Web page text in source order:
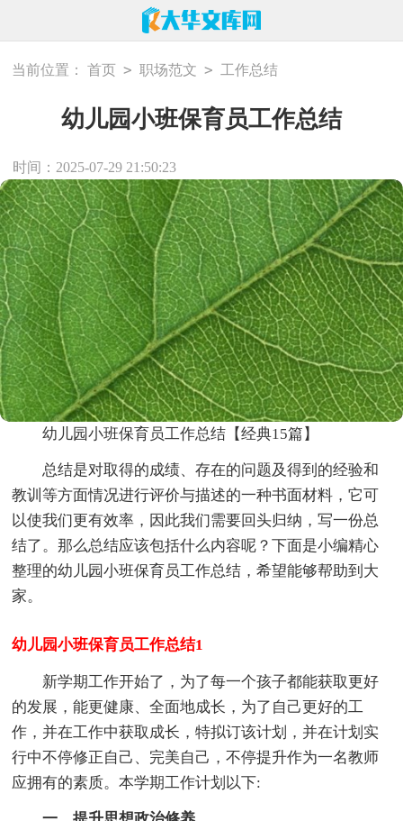
当前位置： 首页 > 职场范文 > 工作总结
幼儿园小班保育员工作总结
时间：2025-07-29 21:50:23
幼儿园小班保育员工作总结【经典15篇】
总结是对取得的成绩、存在的问题及得到的经验和
教训等方面情况进行评价与描述的一种书面材料，它可
以使我们更有效率，因此我们需要回头归纳，写一份总
结了。那么总结应该包括什么内容呢？下面是小编精心
整理的幼儿园小班保育员工作总结，希望能够帮助到大
家。
幼儿园小班保育员工作总结1
新学期工作开始了，为了每一个孩子都能获取更好
的发展，能更健康、全面地成长，为了自己更好的工
作，并在工作中获取成长，特拟订该计划，并在计划实
行中不停修正自己、完美自己，不停提升作为一名教师
应拥有的素质。本学期工作计划以下: